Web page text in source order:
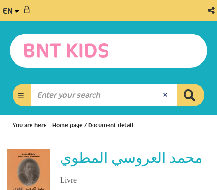
EN
You are here: Home page/Document detail
محمد العروسي المطوي
Livre